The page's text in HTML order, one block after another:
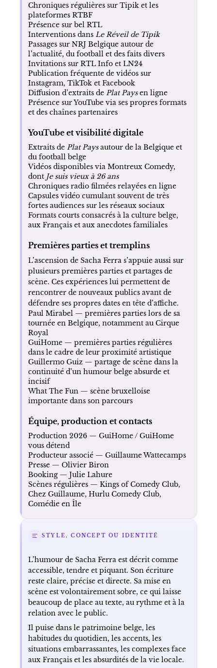
Chroniques régulières sur Tipik et les
plateformes RTBF
Présence sur bel RTL
Interventions dans Le Réveil de Tipik
Passages sur NRJ Belgique autour de
l’actualité, du football et des faits divers
Invitations sur RTL Info et LN24
Publication fréquente de vidéos sur
Instagram, TikTok et Facebook
Diffusion d’extraits de Plat Paysen ligne
Présence sur YouTube via ses propres formats
et des chaînes partenaires
YouTube et visibilité digitale
Extraits de Plat Paysautour de la Belgique et
du football belge
Vidéos disponibles via Montreux Comedy,
dont Je suis vieux à 26 ans
Chroniques radio filmées relayées en ligne
Capsules vidéo cumulant souvent de très
fortes audiences sur les réseaux sociaux
Formats courts consacrés à la culture belge,
aux Français et aux anecdotes familiales
Premières parties et tremplins
L’ascension de Sacha Ferra s’appuie aussi sur
plusieurs premières parties et partages de
scène. Ces expériences lui permettent de
rencontrer de nouveaux publics avant de
défendre ses propres dates en tête d’affiche.
Paul Mirabel — premières parties lors de sa
tournée en Belgique, notamment au Cirque
Royal
GuiHome — premières parties régulières
dans le cadre de leur proximité artistique
Guillermo Guiz — partage de scène dans la
continuité d’un humour belge absurde et
incisif
What The Fun — scène bruxelloise
importante dans son parcours
Équipe, production et contacts
Production 2026 — GuiHome / GuiHome
vous détend
Producteur associé — Guillaume Wattecamps
Presse — Olivier Biron
Booking — Julie Lahure
Scènes régulières — Kings of Comedy Club,
Chez Guillaume, Hurlu Comedy Club,
Comédie en Île
STYLE, CONCEPT OU IDENTITÉ
L’humour de Sacha Ferra est décrit comme
accessible, tendre et piquant. Son écriture
reste claire, précise et directe. Sa mise en
scène est volontairement sobre, ce qui laisse
beaucoup de place au texte, au rythme et à la
relation avec le public.
Il puise dans le patrimoine belge, les
habitudes du quotidien, les accents, les
situations embarrassantes, les complexes face
aux Français et les absurdités de la vie locale.